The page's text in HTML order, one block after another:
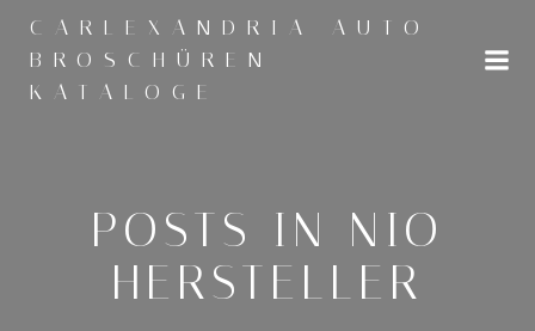
Inhalt
CARLEXANDRIA AUTO
BROSCHÜREN
KATALOGE
POSTS IN NIO
HERSTELLER